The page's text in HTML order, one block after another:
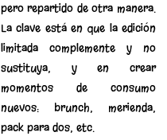
pero repartido de otra manera.
La clave está en que la edición
limitada complemente y no
sustituya, y en crear
momentos de consumo
nuevos: brunch, merienda,
pack para dos, etc.